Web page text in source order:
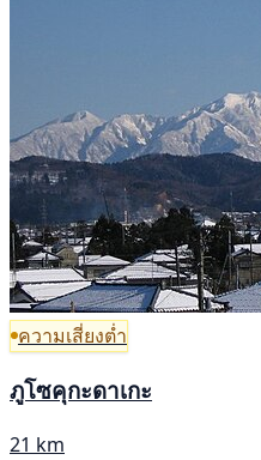
ความเสี่ยงต่ำ
ภูโซคุกะดาเกะ
21 km